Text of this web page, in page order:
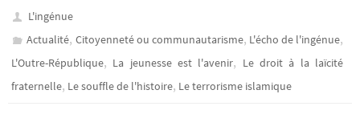
L'ingénue
Actualité, Citoyenneté ou communautarisme, L'écho de l'ingénue,
L'Outre-République, La jeunesse est l'avenir, Le droit à la laïcité
fraternelle, Le souffle de l'histoire, Le terrorisme islamique